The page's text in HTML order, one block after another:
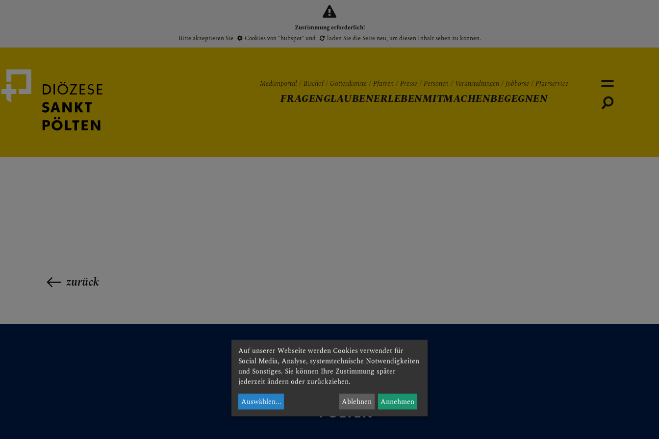
Zustimmung erforderlich!
Bitte akzeptieren Sie
Cookies von "hubspot"und laden Sie die Seite neu, um diesen Inhalt sehen zu können.
GLAUBEN
ERLEBEN
Medienportal Bischof Gottesdienste Pfarren Presse Personen Veranstaltungen Jobbörse Pfarrservice
FRAGENGLAUBENERLEBENMITMACHENBEGEGNEN
zurück
Auf unserer Webseite werden Cookies verwendet für
Social Media, Analyse, systemtechnische Notwendigkeiten
und Sonstiges. Sie können Ihre Zustimmung später
jederzeit ändern oder zurückziehen.
Auswählen... Ablehnen Annehmen